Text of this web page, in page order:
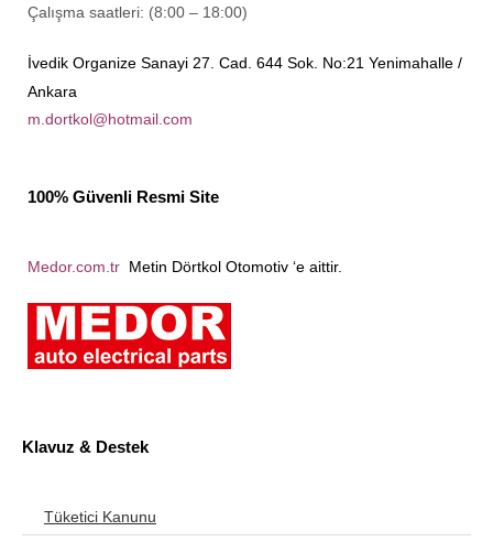
Çalışma saatleri: (8:00 – 18:00)
İvedik Organize Sanayi 27. Cad. 644 Sok. No:21 Yenimahalle /
Ankara
m.dortkol@hotmail.com
100% Güvenli Resmi Site
Medor.com.tr Metin Dörtkol Otomotiv ‘e aittir.
Klavuz & Destek
Tüketici Kanunu